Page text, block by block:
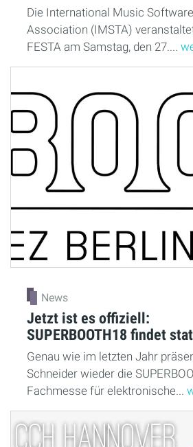
Die International Music
Association (IMSTA)
FESTA am Samstag, den 27....
News
Jetzt ist es offiziell:
SUPERBOOTH18 findet
Genau wie im letzten Jahr
Schneider wieder die
Fachmesse für elektronische...